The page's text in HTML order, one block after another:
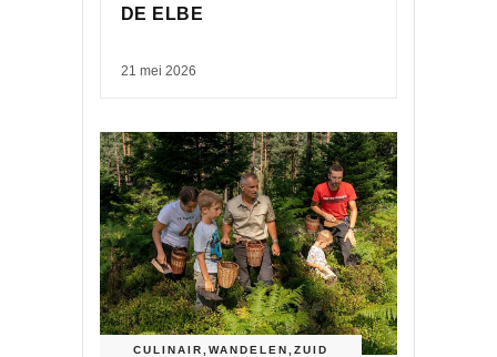
DE ELBE
21 mei 2026
CULINAIR WANDELEN ZUID